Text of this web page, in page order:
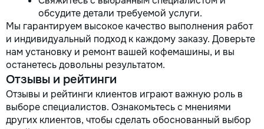
обсудите детали требуемой услуги.
Мы гарантируем высокое качество выполнения работ
и индивидуальный подход к каждому заказу. Доверьте
нам установку и ремонт вашей кофемашины, и вы
останетесь довольны результатом.
Отзывы и рейтинги
Отзывы и рейтинги клиентов играют важную роль в
выборе специалистов. Ознакомьтесь с мнениями
других клиентов, чтобы сделать обоснованный выбор